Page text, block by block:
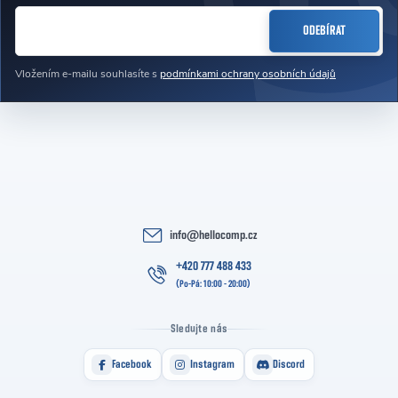
Vložením e-mailu souhlasíte s podmínkami ochrany osobních údajů
ODEBÍRAT
info@hellocomp.cz
+420 777 488 433
Sledujte nás
Facebook Instagram Discord